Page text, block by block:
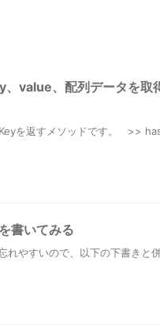
value、配列データを取
を返すメソッドです。 >>
書いてみる
やすいので、以下の下書きと